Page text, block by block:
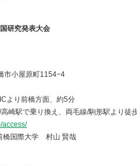
研究発表大会
屋原町1154−4
前橋方面、約5分
で乗り換え、両毛線/駒形駅より徒
access/
橋国際大学 村山 賢哉